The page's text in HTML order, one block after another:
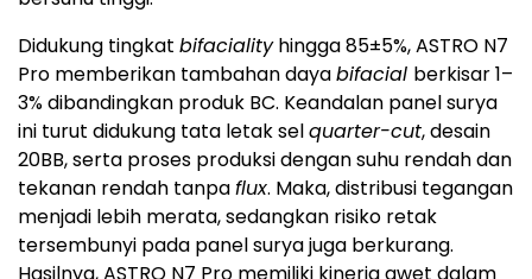
Didukung tingkat bifacialityhingga 85±5%, ASTRO N7
Pro memberikan tambahan dayabifacial berkisar 1–
3% dibandingkan produk BC. Keandalan panel surya
ini turut didukung tata letak selquarter-cut, desain
20BB, serta proses produksi dengan suhu rendah dan
tekanan rendah tanpaflux. Maka, distribusi tegangan
menjadi lebih merata, sedangkan risiko retak
tersembunyi pada panel surya juga berkurang.
Hasilnya, ASTRO N7 Pro memiliki kinerja awet dalam